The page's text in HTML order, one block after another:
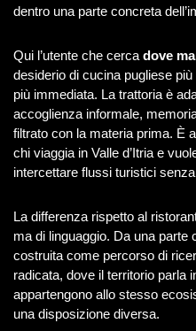
dentro una parte concreta
Qui l’utente che cerca dove
desiderio di cucina pugliese
più immediata. La trattoria è
accoglienza informale,
filtrato con la materia prima. È
chi viaggia in Valle d’Itria e
intercettare flussi turistici
La differenza rispetto al
ma di linguaggio. Da una parte
costruita come percorso di
radicata, dove il territorio parla
appartengono allo stesso
una disposizione diversa.